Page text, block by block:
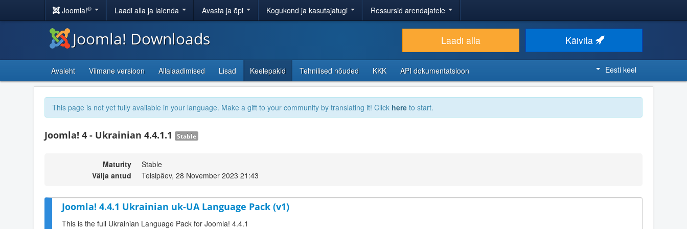
Joomla!® Laadi alla ja laienda Avasta ja õpi Kogukond ja kasutajatugi Ressursid arendajatele
Joomla! Downloads Laadi alla Käivita
Avaleht Viimane versioon Allalaadimised Lisad Keelepakid Tehnilised nõuded KKK API dokumentatsioon Eesti keel
This page is not yet fully available in your language. Make a gift to your community by translating it! Click here to start.
Joomla! 4 - Ukrainian 4.4.1.1 Stable
Maturity
Stable
Välja antud
Teisipäev, 28 November 2023 21:43
Joomla! 4.4.1 Ukrainian uk-UA Language Pack (v1)
This is the full Ukrainian Language Pack for Joomla! 4.4.1